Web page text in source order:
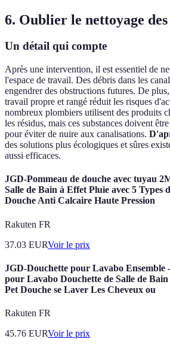
6. Oublier le nettoyage
Un détail qui compte
Après une intervention, il est essentiel de
l'espace de travail. Des débris dans les
engendrer des obstructions futures. De
travail propre et rangé réduit les risques
nombreux plombiers utilisent des produits
les résidus, mais ces substances doivent
pour éviter de nuire aux canalisations.
des solutions plus écologiques et sûres
aussi efficaces.
JGD-Pommeau de douche avec tuyau
Salle de Bain à Effet Pluie avec 5 Types
Douche Anti Calcaire Haute Pression
Rakuten FR
37.03 EURVoir le prix
JGD-Douchette pour Lavabo Ensemble
pour Lavabo Douchette de Salle de
Pet Douche se Laver Les Cheveux ou
Rakuten FR
45.76 EURVoir le prix